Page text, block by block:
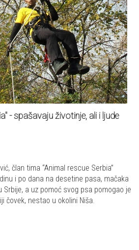
- spašavaju životinje, ali i ljude
član tima “Animal rescue Serbia”
i po dana na desetine pasa, mačaka
Srbije, a uz pomoć svog psa pomogao je
čovek, nestao u okolini Niša.